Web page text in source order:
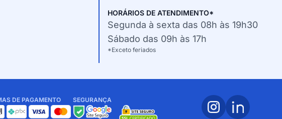
HORÁRIOS DE ATENDIMENTO*
Segunda à sexta das 08h às 19h30
Sábado das 09h às 17h
*Exceto feriados
DE PAGAMENTO SEGURANÇA